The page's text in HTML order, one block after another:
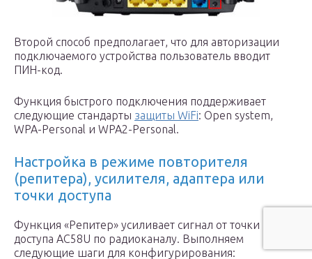
Второй способ предполагает, что для авторизации
подключаемого устройства пользователь вводит
ПИН-код.
Функция быстрого подключения поддерживает
следующие стандарты защиты WiFi: Open system,
WPA-Personal и WPA2-Personal.
Настройка в режиме повторителя
(репитера), усилителя, адаптера или
точки доступа
Функция «Репитер» усиливает сигнал от точки
доступа AC58U по радиоканалу. Выполняем
следующие шаги для конфигурирования: